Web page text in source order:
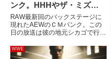
ンク。HHHやザ・ミズら
とのやり取りがあり、一部
レスラーは不信感を抱いた
と報じられる
RAW最新回のバックステージに
現れたAEWのＣＭパンク。この
日の放送は彼の地元シカゴで行わ
訪れたのはそれが理由なのでしょ
うが、詳細は不明です。退場を促
WWE